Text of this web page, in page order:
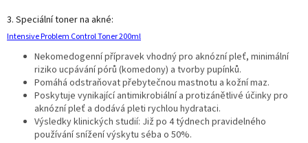
3. Speciální toner na akné:
Intensive Problem Control Toner 200ml
Nekomedogenní přípravek vhodný pro aknózní pleť, minimální
riziko ucpávání pórů (komedony) a tvorby pupínků.
Pomáhá odstraňovat přebytečnou mastnotu a kožní maz.
Poskytuje vynikající antimikrobiální a protizánětlivé účinky pro
aknózní pleť a dodává pleti rychlou hydrataci.
Výsledky klinických studií: Již po 4 týdnech pravidelného
používání snížení výskytu séba o 50%.